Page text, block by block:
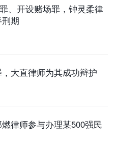
、开设赌场罪，钟灵柔律
期
大直律师为其成功辩护
律师参与办理某500强民